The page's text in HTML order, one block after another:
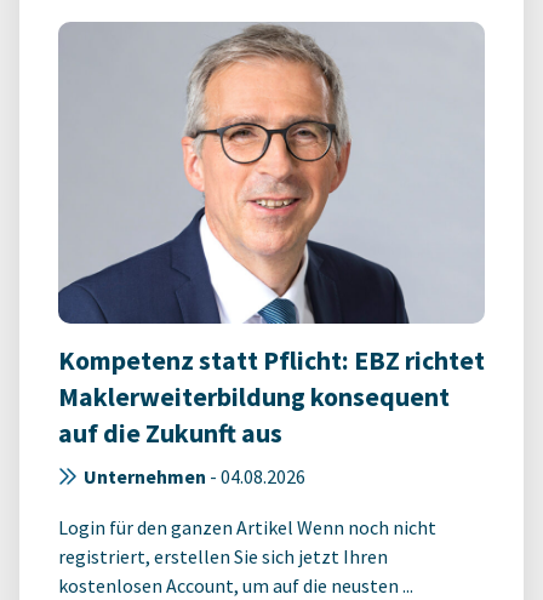
Kompetenz statt Pflicht: EBZ richtet
Maklerweiterbildung konsequent
auf die Zukunft aus
Unternehmen - 04.08.2026
Login für den ganzen Artikel Wenn noch nicht
registriert, erstellen Sie sich jetzt Ihren
kostenlosen Account, um auf die neusten ...